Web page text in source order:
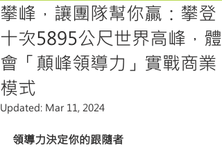
攀峰，讓團隊幫你贏：攀登
十次5895公尺世界高峰，體
會「顛峰領導力」實戰商業
模式
Updated: Mar 11, 2024
領導力決定你的跟隨者